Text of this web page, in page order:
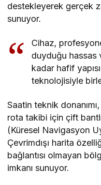
destekleyerek gerçek
sunuyor.
Cihaz,
duyduğu hassas
kadar hafif
teknolojisiyle
Saatin teknik
rota takibi için çift
(Küresel Navigasyon
Çevrimdışı harita
bağlantısı olmayan
imkanı sunuyor.